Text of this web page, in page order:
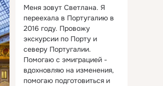
Меня зовут Светлана. Я
переехала в Португалию в
2016 году. Провожу
экскурсии по Порту и
северу Португалии.
Помогаю с эмиграцией -
вдохновляю на изменения,
помогаю подготовиться и